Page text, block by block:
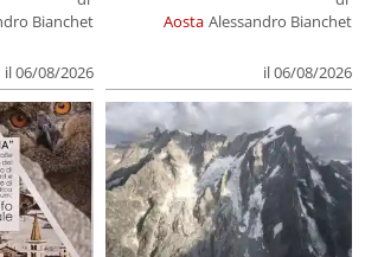
Bianchet
il 06/08/2026
Aosta Alessandro Bianchet
il 06/08/2026